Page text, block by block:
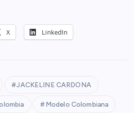
X LinkedIn
JACKELINE CARDONA
Modelo Colombiana